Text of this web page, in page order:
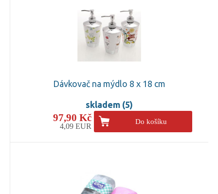
Dávkovač na mýdlo 8 x 18 cm
skladem (5)
97,90 Kč
4,09 EUR
Do košíku